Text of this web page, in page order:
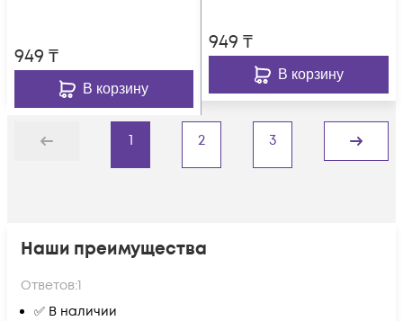
949 ₸
В корзину
949 ₸
В корзину
Назад
1 2 3
Дальше
Наши преимущества
Ответов:1
✅ В наличии